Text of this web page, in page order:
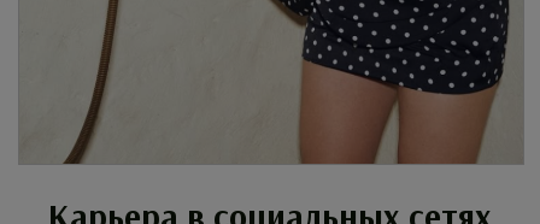
Карьера в социальных сетях